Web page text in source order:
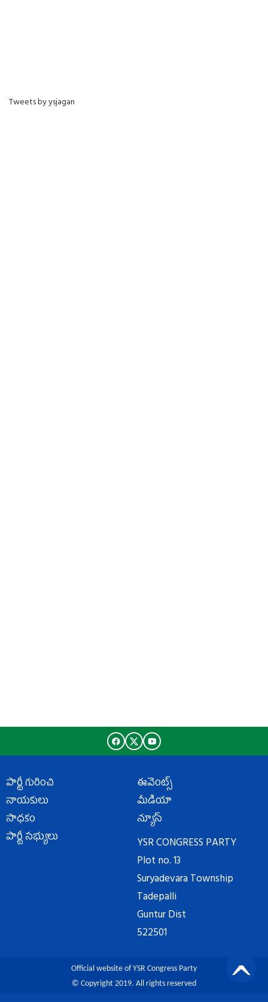
Tweets by ysjagan
పార్టీ గురించి
నాయకులు
సాధకం
పార్టీ సభ్యులు
ఈవెంట్స్
మీడియా
న్యూస్
YSR CONGRESS PARTY
Plot no. 13
Suryadevara Township
Tadepalli
Guntur Dist
522501
Official website of YSR Congress Party
© Copyright 2019. All rights reserved